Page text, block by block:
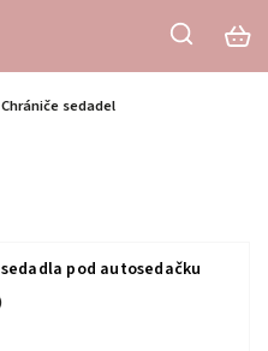
Chrániče sedadel
pod autosedačku